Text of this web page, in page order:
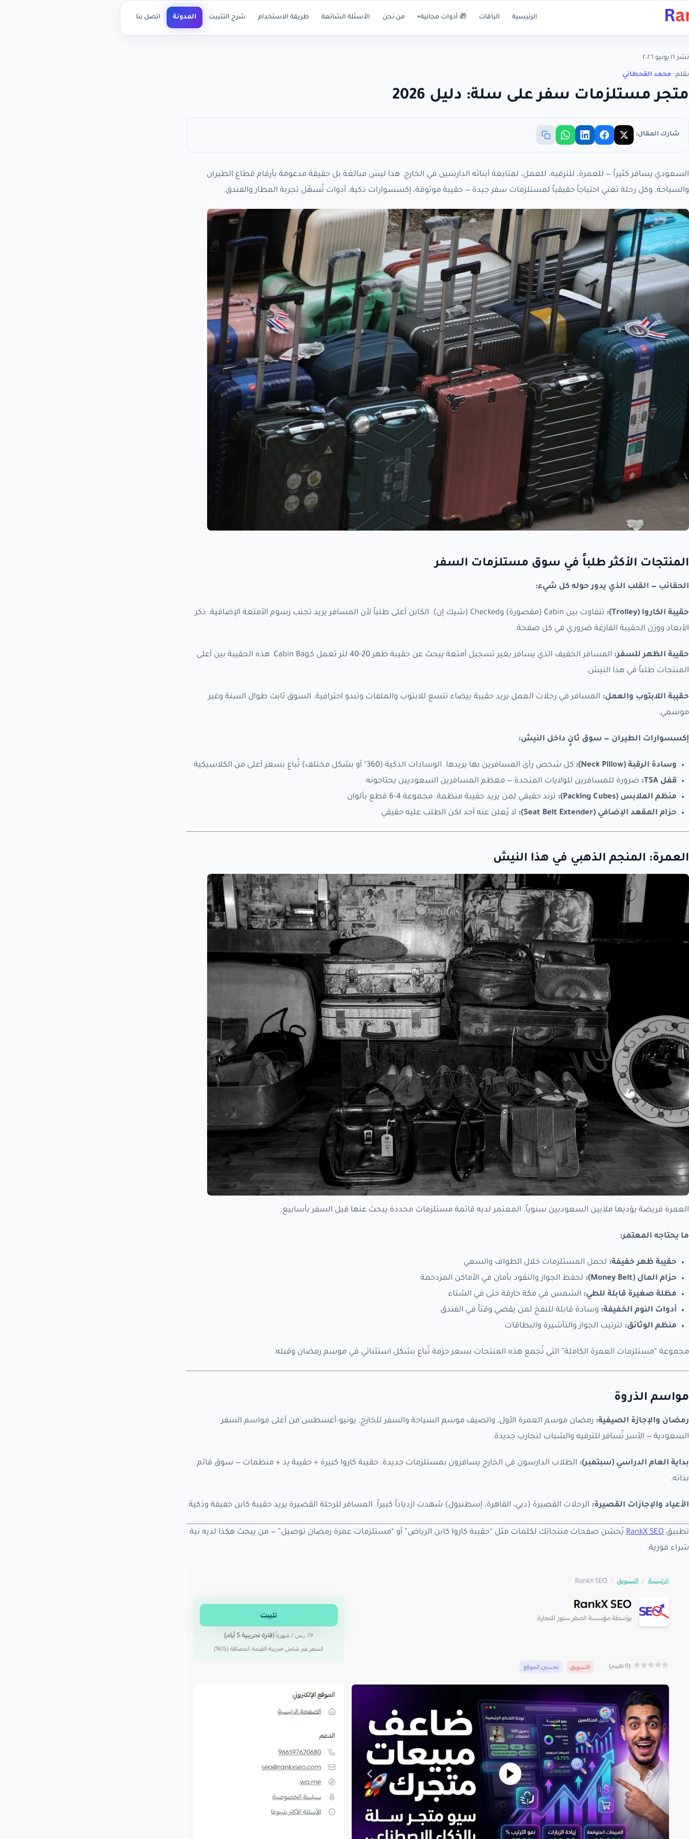
الرئيسية الباقات 🎁 أدوات مجانية▾ من نحن الأسئلة الشائعة طريقة الاستخدام شرح التثبيت المدونة اتصل بنا
نشر ١٦ يونيو ٢٠٢٦
بقلم: محمد القحطاني
متجر مستلزمات سفر على سلة: دليل 2026
شارك المقال:
السعودي يسافر كثيراً — للعمرة، للترفيه، للعمل، لمتابعة أبنائه الدارسين في الخارج. هذا ليس مبالغة بل حقيقة مدعومة بأرقام قطاع الطيران
والسياحة. وكل رحلة تعني احتياجاً حقيقياً لمستلزمات سفر جيدة — حقيبة موثوقة، إكسسوارات ذكية، أدوات تُسهّل تجربة المطار والفندق.
المنتجات الأكثر طلباً في سوق مستلزمات السفر
الحقائب — القلب الذي يدور حوله كل شيء:
حقيبة الكاروا (Trolley):
تتفاوت بين Cabin (مقصورة) وChecked (شيك إن). الكابن أعلى طلباً لأن المسافر يريد تجنب رسوم الأمتعة الإضافية. ذكر
الأبعاد ووزن الحقيبة الفارغة ضروري في كل صفحة.
حقيبة الظهر للسفر:
المسافر الخفيف الذي يسافر بغير تسجيل أمتعة يبحث عن حقيبة ظهر 20-40 لتر تعمل كـCabin Bag. هذه الحقيبة بين أعلى
المنتجات طلباً في هذا النيش.
حقيبة اللابتوب والعمل: المسافر في رحلات العمل يريد حقيبة بيضاء تتسع للابتوب والملفات وتبدو احترافية. السوق ثابت طوال السنة وغير
موسمي.
إكسسوارات الطيران — سوق ثانٍ داخل النيش:
وسادة الرقبة (Neck Pillow):
كل شخص رأى المسافرين بها يريدها. الوسادات الذكية (360° أو بشكل مختلف) تُباع بسعر أعلى من الكلاسيكية
قفل TSA:
ضرورة للمسافرين للولايات المتحدة — معظم المسافرين السعوديين يحتاجونه
منظم الملابس (Packing Cubes):
ترند حقيقي لمن يريد حقيبة منظمة. مجموعة 4-6 قطع بألوان
حزام المقعد الإضافي (Seat Belt Extender):
لا يُعلن عنه أحد لكن الطلب عليه حقيقي
العمرة: المنجم الذهبي في هذا النيش
العمرة فريضة يؤديها ملايين السعوديين سنوياً. المعتمر لديه قائمة مستلزمات محددة يبحث عنها قبل السفر بأسابيع.
ما يحتاجه المعتمر:
حقيبة ظهر خفيفة: لحمل المستلزمات خلال الطواف والسعي
حزام المال (Money Belt):
لحفظ الجواز والنقود بأمان في الأماكن المزدحمة
مظلة صغيرة قابلة للطي: الشمس في مكة حارقة حتى في الشتاء
أدوات النوم الخفيفة: وسادة قابلة للنفخ لمن يقضي وقتاً في الفندق
منظم الوثائق: لترتيب الجواز والتأشيرة والبطاقات
مجموعة “مستلزمات العمرة الكاملة” التي تُجمع هذه المنتجات بسعر حزمة تُباع بشكل استثنائي في موسم رمضان وقبله.
مواسم الذروة
رمضان والإجازة الصيفية: رمضان موسم العمرة الأول، والصيف موسم السياحة والسفر للخارج. يونيو-أغسطس من أعلى مواسم السفر
السعودية — الأسر تُسافر للترفيه والشباب لتجارب جديدة.
بداية العام الدراسي (سبتمبر): الطلاب الدارسون في الخارج يسافرون بمستلزمات جديدة. حقيبة كاروا كبيرة + حقيبة يد + منظمات — سوق قائم
بذاته.
الأعياد والإجازات القصيرة: الرحلات القصيرة (دبي، القاهرة، إسطنبول) شهدت ازدياداً كبيراً. المسافر للرحلة القصيرة يريد حقيبة كابن خفيفة وذكية.
تطبيق RankX SEO يُحسّن صفحات منتجاتك لكلمات مثل “حقيبة كاروا كابن الرياض” أو “مستلزمات عمرة رمضان توصيل” — من يبحث هكذا لديه نية
شراء فورية.